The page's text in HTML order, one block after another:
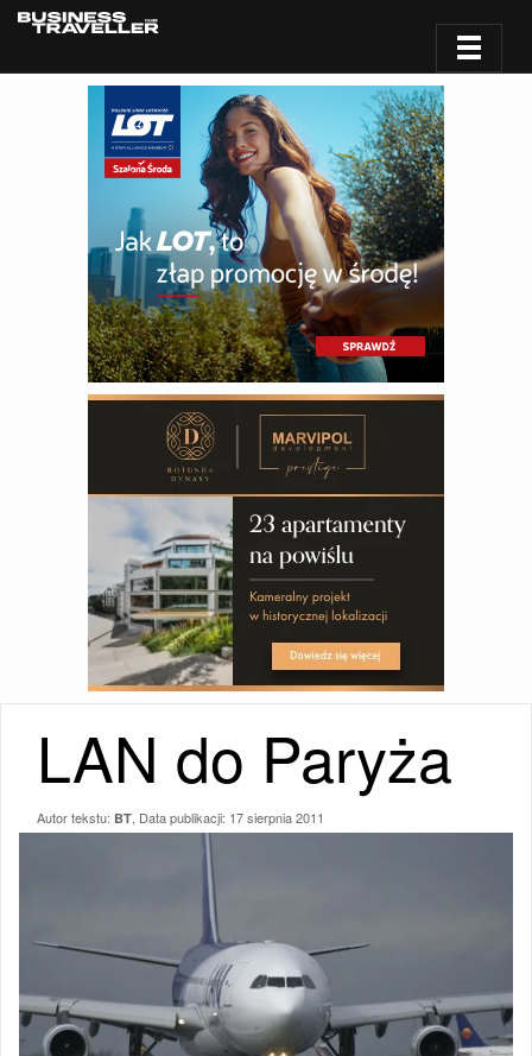
LAN do Paryża
Autor tekstu: BT , Data publikacji: 17 sierpnia 2011